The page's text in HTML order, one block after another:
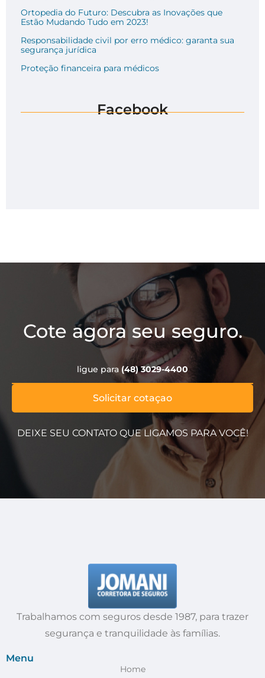
Ortopedia do Futuro: Descubra as Inovações que
Estão Mudando Tudo em 2023!
Responsabilidade civil por erro médico: garanta sua
segurança jurídica
Proteção financeira para médicos
Facebook
Cote agora seu seguro.
Solicitar cotaçao
ligue para (48) 3029-4400
DEIXE SEU CONTATO QUE LIGAMOS PARA VOCÊ!
Trabalhamos com seguros desde 1987, para trazer
segurança e tranquilidade às famílias.
Menu
Home